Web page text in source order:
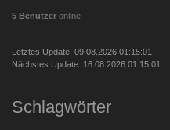
5 Benutzer online
Letztes Update: 09.08.2026 01:15:01
Nächstes Update: 16.08.2026 01:15:01
Schlagwörter